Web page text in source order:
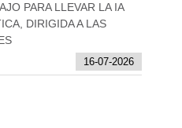
PARA LLEVAR LA IA
DIRIGIDA A LAS
16-07-2026